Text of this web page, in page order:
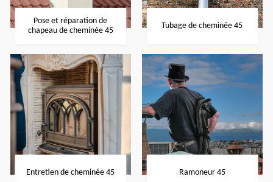
Pose et réparation de
chapeau de cheminée 45
Tubage de cheminée 45
Entretien de cheminée 45 Ramoneur 45